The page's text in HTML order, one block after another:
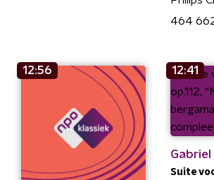
464
12:56 12:41
Gabriel
Suite